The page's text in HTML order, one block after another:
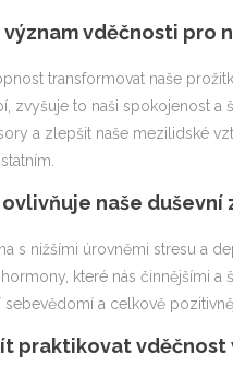
vděčnosti pro
transformovat naše
zvyšuje to naši spokojenost a
a zlepšit naše mezilidské
naše duševní
s nižšími úrovněmi stresu a
které nás činnějšími
sebevědomí a celkově
praktikovat vděčnost